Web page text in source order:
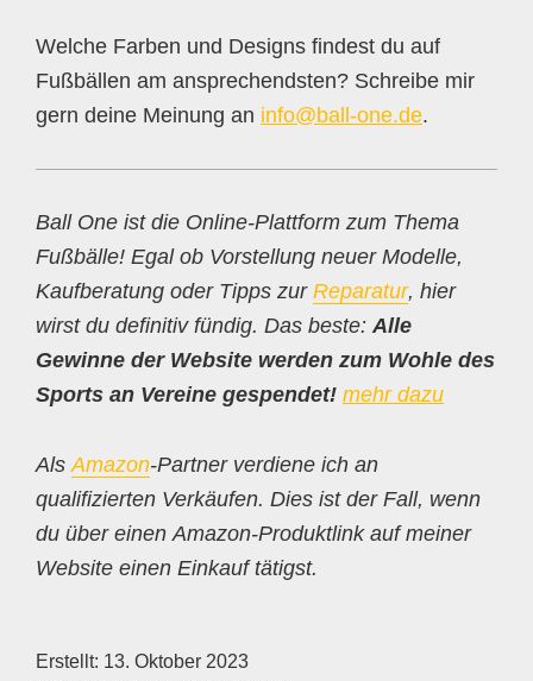
Welche Farben und Designs findest du auf
Fußbällen am ansprechendsten? Schreibe mir
gern deine Meinung an info@ball-one.de.
Ball One ist die Online-Plattform zum Thema
Fußbälle! Egal ob Vorstellung neuer Modelle,
Kaufberatung oder Tipps zur Reparatur, hier
wirst du definitiv fündig. Das beste: Alle
Gewinne der Website werden zum Wohle des
Sports an Vereine gespendet! mehr dazu
Als Amazon-Partner verdiene ich an
qualifizierten Verkäufen. Dies ist der Fall, wenn
du über einen Amazon-Produktlink auf meiner
Website einen Einkauf tätigst.
Erstellt: 13. Oktober 2023